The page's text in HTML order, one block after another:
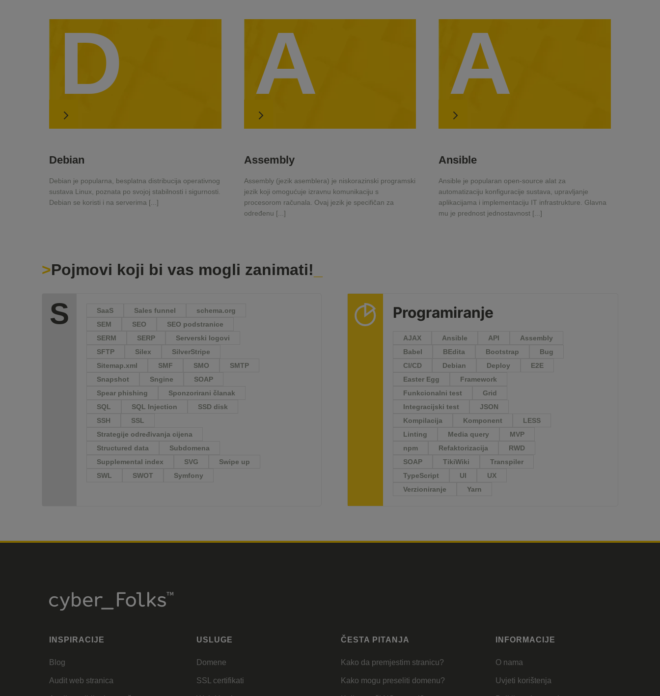
D
Debian
Debian je popularna, besplatna distribucija operativnog
sustava Linux, poznata po svojoj stabilnosti i sigurnosti.
Debian se koristi i na serverima [...]
A
Assembly
Assembly (jezik asemblera) je niskorazinski programski
jezik koji omogućuje izravnu komunikaciju s
procesorom računala. Ovaj jezik je specifičan za
određenu [...]
A
Ansible
Ansible je popularan open-source alat za
automatizaciju konfiguracije sustava, upravljanje
aplikacijama i implementaciju IT infrastrukture. Glavna
mu je prednost jednostavnost [...]
Pojmovi koji bi vas mogli zanimati!
S SaaS Sales funnel
schema.org
SEM
SEO
SEO podstranice
SERM
SERP
Serverski logovi
SFTP
Silex
SilverStripe
Sitemap.xml
SMF SMO
SMTP
Snapshot
Sngine
SOAP
Spear phishing
Sponzorirani članak
SQL
SQL Injection
SSD disk
SSH
SSL
Strategije određivanja cijena
Structured data
Subdomena
Supplemental index
SVG
Swipe up
SWL
SWOT Symfony
Programiranje
AJAX Ansible API
Assembly
Babel
BEdita Bootstrap
Bug
CI/CD
Debian Deploy
E2E
Easter Egg
Framework
Funkcionalni test
Grid
Integracijski test
JSON
Kompilacija
Komponent
LESS
Linting
Media query
MVP
npm
Refaktorizacija
RWD
SOAP
TikiWiki
Transpiler
TypeScript
UI
UX
Verzioniranje
Yarn
INSPIRACIJE
Blog
Audit web stranica
USLUGE
Domene
SSL certifikati
ČESTA PITANJA
Kako da premjestim stranicu?
Kako mogu preseliti domenu?
INFORMACIJE
O nama
Uvjeti korištenja